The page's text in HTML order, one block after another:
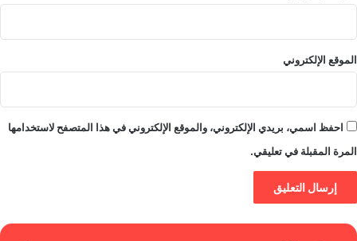
الموقع الإلكتروني
احفظ اسمي، بريدي الإلكتروني، والموقع الإلكتروني في هذا المتصفح لاستخدامها
المرة المقبلة في تعليقي.